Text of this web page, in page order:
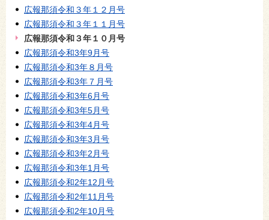
広報那須令和３年１２月号
広報那須令和３年１１月号
広報那須令和３年１０月号
広報那須令和3年9月号
広報那須令和3年８月号
広報那須令和3年７月号
広報那須令和3年6月号
広報那須令和3年5月号
広報那須令和3年4月号
広報那須令和3年3月号
広報那須令和3年2月号
広報那須令和3年1月号
広報那須令和2年12月号
広報那須令和2年11月号
広報那須令和2年10月号